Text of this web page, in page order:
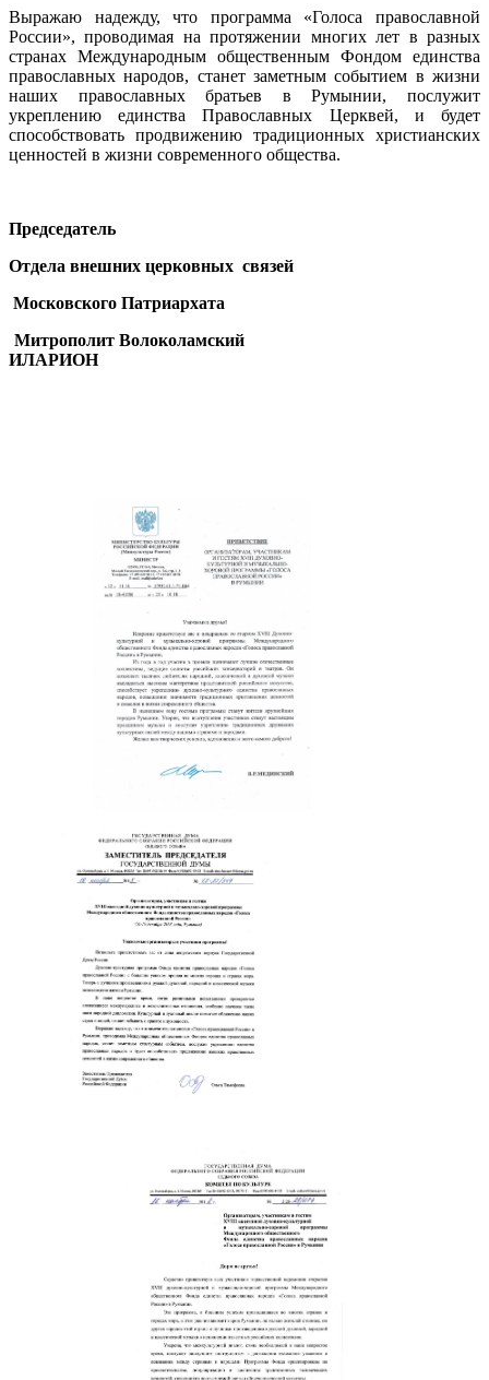
Выражаю надежду, что программа «Голоса православной
России», проводимая на протяжении многих лет в разных
странах Международным общественным Фондом единства
православных народов, станет заметным событием в жизни
наших православных братьев в Румынии, послужит
укреплению единства Православных Церквей, и будет
способствовать продвижению традиционных христианских
ценностей в жизни современного общества.
Председатель
Отдела внешних церковных связей
Московского Патриархата
Митрополит Волоколамский
ИЛАРИОН